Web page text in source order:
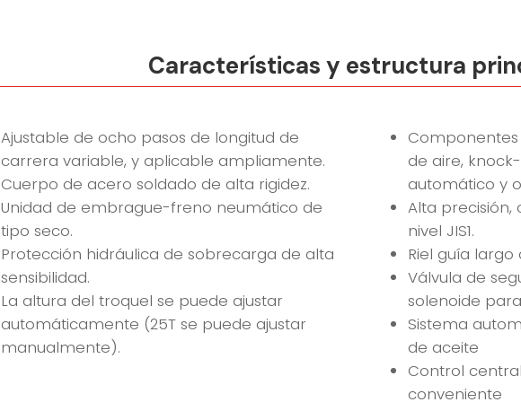
Características y estructura
Ajustable de ocho pasos de longitud de
carrera variable, y aplicable ampliamente.
Cuerpo de acero soldado de alta rigidez.
Unidad de embrague-freno neumático de
tipo seco.
Protección hidráulica de sobrecarga de alta
sensibilidad.
La altura del troquel se puede ajustar
automáticamente (25T se puede ajustar
manualmente).
Componentes
de aire,
automático y
Alta
nivel JIS1.
Riel guía
Válvula de
solenoide
Sistema
de aceite
Control
conveniente